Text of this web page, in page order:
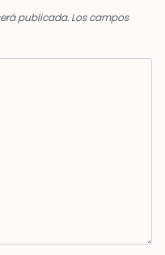
publicada. Los campos